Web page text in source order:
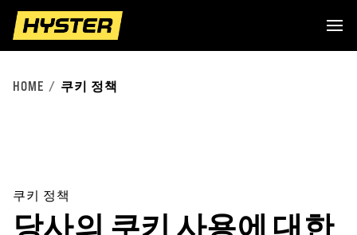
HOME 쿠키 정책
쿠키 정책
당사의 쿠키 사용에 대한